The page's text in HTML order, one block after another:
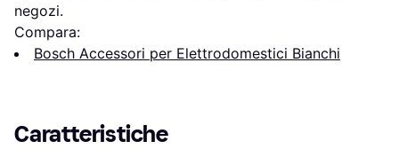
negozi.
Compara:
Bosch Accessori per Elettrodomestici Bianchi
Caratteristiche